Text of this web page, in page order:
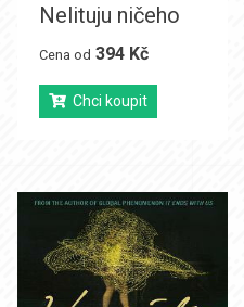
Nelituju ničeho
Cena od 394 Kč
Chci koupit